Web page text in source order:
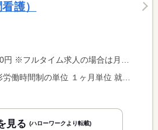
護）
は月額（換算額）、パート求人の場合は時間額を表示しています。
見る (ハローワークより転載)